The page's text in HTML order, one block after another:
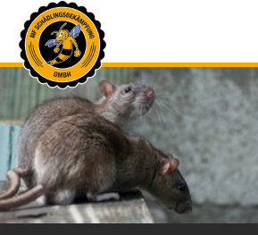
Zum Hauptinhalt springen